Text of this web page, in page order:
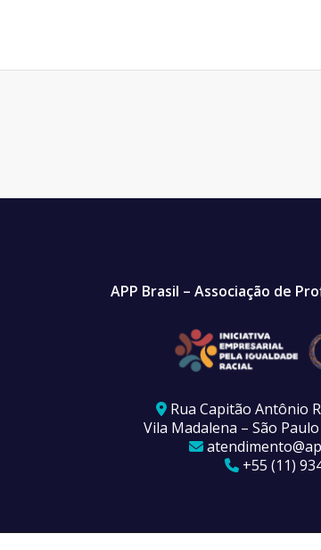
APP Brasil – Associação de
Rua Capitão Antônio
Vila Madalena – São Paulo
+55 (11)